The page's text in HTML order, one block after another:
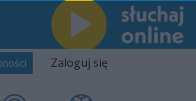
Zaloguj się